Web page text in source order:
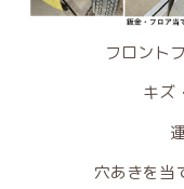
フロント
キズ
穴あきを当